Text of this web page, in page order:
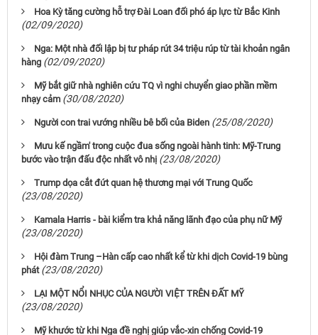
Hoa Kỳ tăng cường hỗ trợ Đài Loan đối phó áp lực từ Bắc Kinh
(02/09/2020)
Nga: Một nhà đối lập bị tư pháp rút 34 triệu rúp từ tài khoản ngân
hàng (02/09/2020)
Mỹ bắt giữ nhà nghiên cứu TQ vì nghi chuyển giao phần mềm
nhạy cảm (30/08/2020)
Người con trai vướng nhiều bê bối của Biden (25/08/2020)
Mưu kế ngầm' trong cuộc đua sống ngoài hành tinh: Mỹ-Trung
bước vào trận đấu độc nhất vô nhị (23/08/2020)
Trump dọa cắt đứt quan hệ thương mại với Trung Quốc
(23/08/2020)
Kamala Harris - bài kiểm tra khả năng lãnh đạo của phụ nữ Mỹ
(23/08/2020)
Hội đàm Trung –Hàn cấp cao nhất kể từ khi dịch Covid-19 bùng
phát (23/08/2020)
LẠI MỘT NỔI NHỤC CỦA NGƯỜI VIỆT TRÊN ĐẤT MỸ
(23/08/2020)
Mỹ khước từ khi Nga đề nghị giúp vắc-xin chống Covid-19